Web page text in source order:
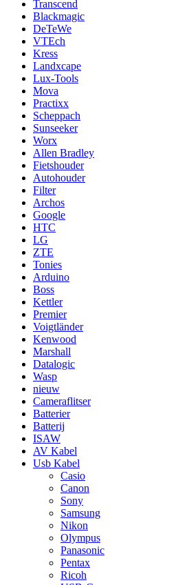
Transcend
Blackmagic
DeTeWe
VTEch
Kress
Landxcape
Lux-Tools
Mova
Practixx
Scheppach
Sunseeker
Worx
Allen Bradley
Fietshouder
Autohouder
Filter
Archos
Google
HTC
LG
ZTE
Tonies
Arduino
Boss
Kettler
Premier
Voigtländer
Kenwood
Marshall
Datalogic
Wasp
nieuw
Cameraflitser
Batterier
Batterij
ISAW
AV Kabel
Usb Kabel
Casio
Canon
Sony
Samsung
Nikon
Olympus
Panasonic
Pentax
Ricoh